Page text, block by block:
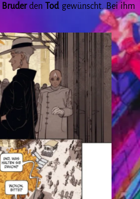
BruderdenTodgewünscht. Bei ihm